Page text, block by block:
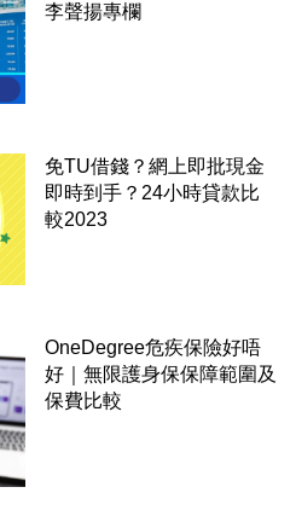
李聲揚專欄
免TU借錢？網上即批現金
即時到手？24小時貸款比
較2023
OneDegree危疾保險好唔
好｜無限護身保保障範圍及
保費比較